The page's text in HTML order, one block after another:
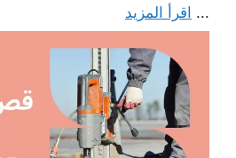
... اقرأ المزيد